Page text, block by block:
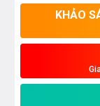
KHẢO